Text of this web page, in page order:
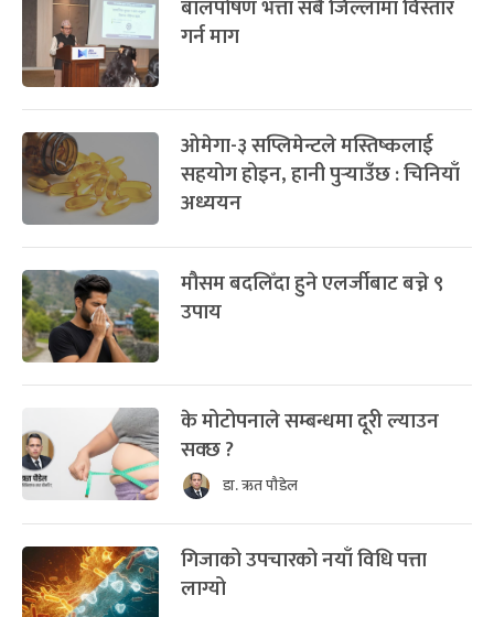
बालपोषण भत्ता सबै जिल्लामा विस्तार
गर्न माग
ओमेगा-३ सप्लिमेन्टले मस्तिष्कलाई
सहयोग होइन, हानी पुर्‍याउँछ : चिनियाँ
अध्ययन
मौसम बदलिँदा हुने एलर्जीबाट बच्ने ९
उपाय
के मोटोपनाले सम्बन्धमा दूरी ल्याउन
सक्छ ?
डा. ऋत पौडेल
गिजाको उपचारको नयाँ विधि पत्ता
लाग्यो